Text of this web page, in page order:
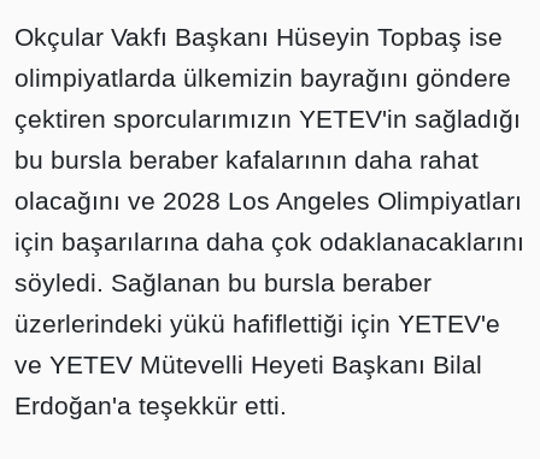
Okçular Vakfı Başkanı Hüseyin Topbaş ise
olimpiyatlarda ülkemizin bayrağını göndere
çektiren sporcularımızın YETEV'in sağladığı
bu bursla beraber kafalarının daha rahat
olacağını ve 2028 Los Angeles Olimpiyatları
için başarılarına daha çok odaklanacaklarını
söyledi. Sağlanan bu bursla beraber
üzerlerindeki yükü hafiflettiği için YETEV'e
ve YETEV Mütevelli Heyeti Başkanı Bilal
Erdoğan'a teşekkür etti.